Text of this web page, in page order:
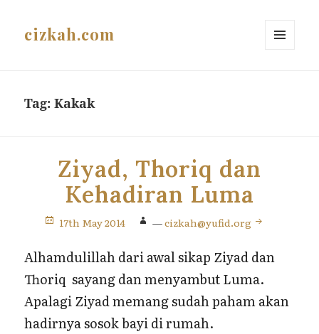
cizkah.com
Tag:Kakak
Ziyad, Thoriq dan
Kehadiran Luma
17th May 2014 —cizkah@yufid.org
Alhamdulillah dari awal sikap Ziyad dan
Thoriq sayang dan menyambut Luma.
Apalagi Ziyad memang sudah paham akan
hadirnya sosok bayi di rumah.